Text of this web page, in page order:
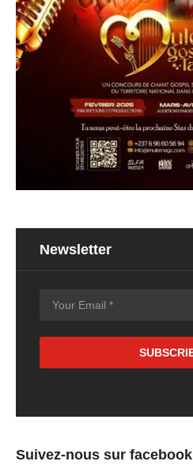
Newsletter
Suivez-nous sur facebook